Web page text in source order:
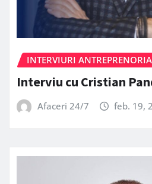
INTERVIURI
Interviu cu Cristian
Afaceri 24/7 feb. 19,